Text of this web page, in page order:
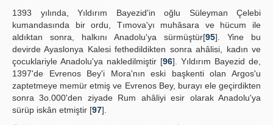
1393 yılında, Yıldırım Bayezid'in oğlu Süleyman Çelebi
kumandasında bir ordu, Tımova'yı muhâsara ve hücum ile
aldıktan sonra, halkını Anadolu'ya sürmüştür[95]. Yine bu
devirde Ayaslonya Kalesi fethedildikten sonra ahâlisi, kadın ve
çocuklariyle Anadolu'ya nakledilmiştir [96]. Yıldırım Bayezid de,
1397'de Evrenos Bey'i Mora'nın eski başkenti olan Argos'u
zaptetmeye memür etmiş ve Evrenos Bey, burayı ele geçirdikten
sonra 3o.000'den ziyade Rum ahâliyi esir olarak Anadolu'ya
sürüp iskân etmiştir [97].